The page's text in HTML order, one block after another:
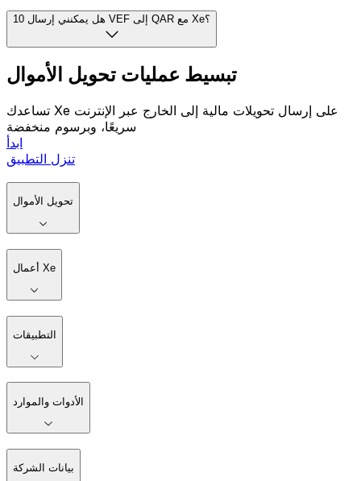
هل يمكنني إرسال 10 VEF إلى QAR مع Xe؟
تبسيط عمليات تحويل الأموال
تساعدك Xe على إرسال تحويلات مالية إلى الخارج عبر الإنترنت
سريعًا، وبرسوم منخفضة
ابدأ
تنزل التطبيق
تحويل الأموال
أعمال Xe
التطبيقات
الأدوات والموارد
بيانات الشركة